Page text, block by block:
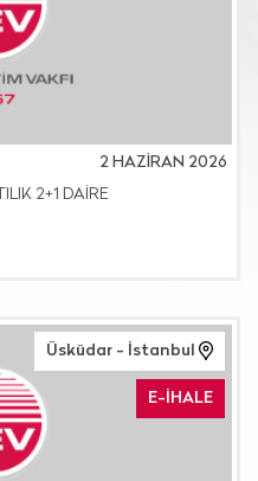
2 HAZİRAN 2026
2+1 DAİRE
Üsküdar - İstanbul
E-İHALE